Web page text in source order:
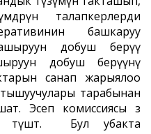
талапкерлерди
башкаруу
добуш берүү
добуш берүүнү
санап жарыялоо
тарабынан
Эсеп комиссиясы өз
өтүшөт. Бул убакта